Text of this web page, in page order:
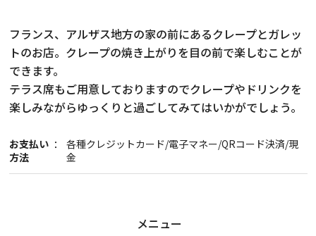
リトルワールドとは
館内マップ
お問い合わせ
報道関係者･撮影希望者の方へ
フランス、アルザス地方の家の前にあるクレープとガレッ
トのお店。クレープの焼き上がりを目の前で楽しむことが
できます。
テラス席もご用意しておりますのでクレープやドリンクを
楽しみながらゆっくりと過ごしてみてはいかがでしょう。
お支払い
方法
各種クレジットカード/電子マネー/QRコード決済/現
金
メニュー